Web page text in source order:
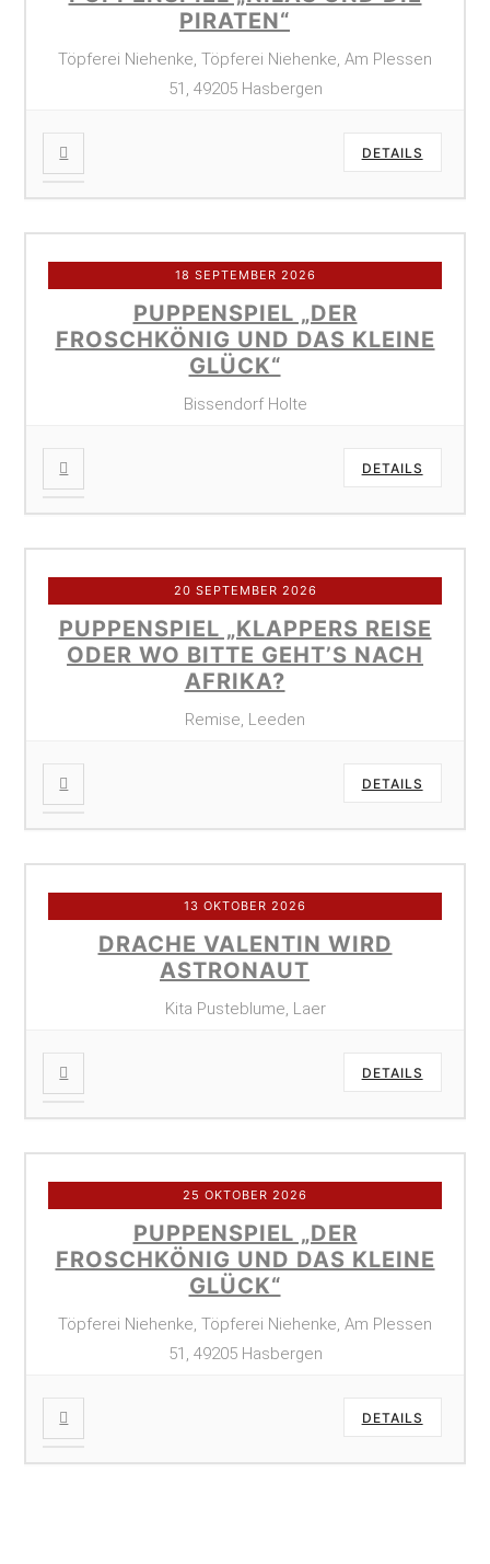
PIRATEN“
Töpferei Niehenke, Töpferei Niehenke, Am Plessen
51, 49205 Hasbergen
DETAILS
18 SEPTEMBER 2026
PUPPENSPIEL „DER
FROSCHKÖNIG UND DAS KLEINE
GLÜCK“
Bissendorf Holte
DETAILS
20 SEPTEMBER 2026
PUPPENSPIEL „KLAPPERS REISE
ODER WO BITTE GEHT’S NACH
AFRIKA?
Remise, Leeden
DETAILS
13 OKTOBER 2026
DRACHE VALENTIN WIRD
ASTRONAUT
Kita Pusteblume, Laer
DETAILS
25 OKTOBER 2026
PUPPENSPIEL „DER
FROSCHKÖNIG UND DAS KLEINE
GLÜCK“
Töpferei Niehenke, Töpferei Niehenke, Am Plessen
51, 49205 Hasbergen
DETAILS